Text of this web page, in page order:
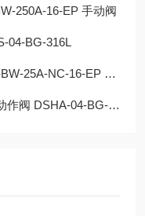
250A-16-EP 手动阀
04-BG-316L
NC-16-EP 手动阀
04-BG-NC-316L-EP 华北